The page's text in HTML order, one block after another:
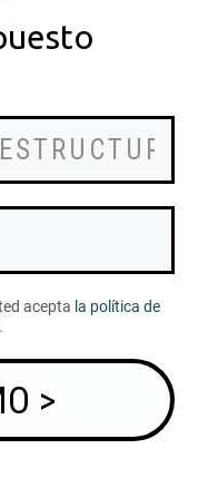
acepta la política de
>